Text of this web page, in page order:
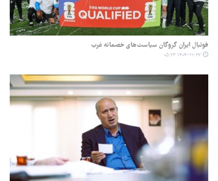
فوتبال ایران گروگان سیاست‌های خصمانه غرب
۱۴۰۴-۱۱-۲۷ ۰۵:۲۳